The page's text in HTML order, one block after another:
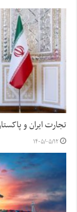
تجارت ایران و پاکستان؛ ۱۰ میلیارد دلار در محاصره
۱۴۰۵/۰۵/۱۲